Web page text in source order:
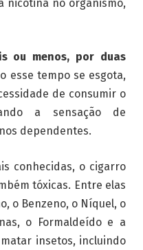
nicotina no organismo,
ou menos, por duas
esse tempo se esgota,
de consumir o
a sensação de
dependentes.
conhecidas, o cigarro
tóxicas. Entre elas
o Benzeno, o Níquel, o
o Formaldeído e a
insetos, incluindo